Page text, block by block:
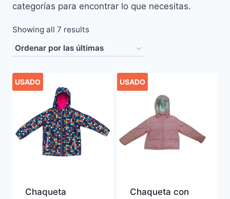
categorías para encontrar lo que necesitas.
Showing all 7 resultsSorted
by
latest
USADO
Chaqueta
USADO
Chaqueta con